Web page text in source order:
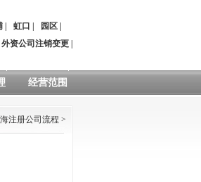
虹口 园区
外资公司注销变更
经营范围
注册公司流程 >